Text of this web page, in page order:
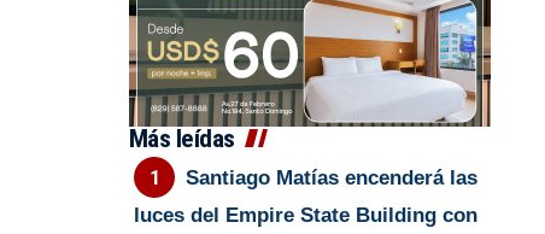
Más leídas
Santiago Matías encenderá las
luces del Empire State Building con